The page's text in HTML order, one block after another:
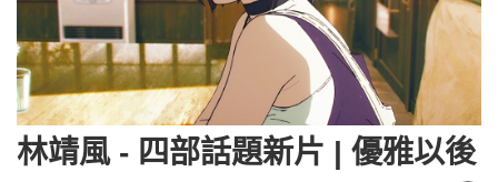
林靖風 - 四部話題新片 | 優雅以後